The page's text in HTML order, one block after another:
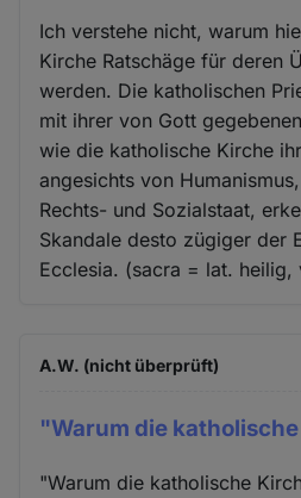
Ich verstehe nicht, warum
Kirche Ratschäge für deren
werden. Die katholischen
mit ihrer von Gott
wie die katholische Kirche
angesichts von
Rechts- und Sozialstaat,
Skandale desto zügiger der
Ecclesia. (sacra = lat. heilig,
A.W. (nicht überprüft)
"Warum die
"Warum die katholische